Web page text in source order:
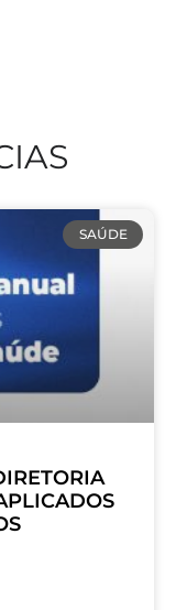
SAÚDE